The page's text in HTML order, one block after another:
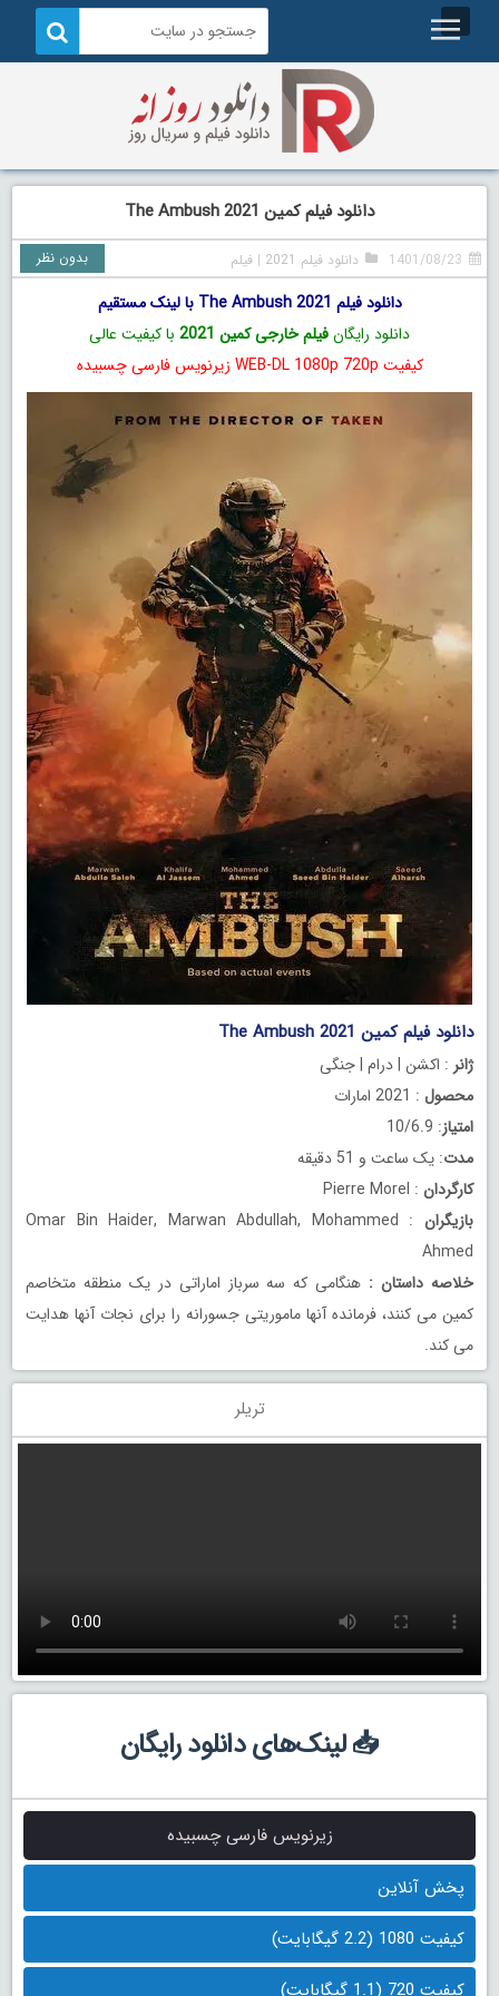
دانلود فیلم کمین The Ambush 2021
1401/08/23 دانلود فیلم 2021 |فیلم بدون نظر
دانلود فیلم The Ambush 2021 با لینک مستقیم
دانلود رایگانفیلم خارجی کمین 2021
با کیفیت عالی
کیفیت WEB-DL 1080p 720p زیرنویس فارسی چسبیده
دانلود فیلم کمین The Ambush 2021
ژانر : اکشن | درام | جنگی
محصول : 2021 امارات
امتیاز: 10/6.9
مدت: یک ساعت و 51 دقیقه
کارگردان : Pierre Morel
بازیگران
: Omar Bin Haider, Marwan Abdullah, Mohammed
Ahmed
خلاصه داستان : هنگامی که سه سرباز اماراتی در یک منطقه متخاصم
کمین می کنند، فرمانده آنها ماموریتی جسورانه را برای نجات آنها هدایت
می کند.
تریلر
📥 لینک‌های دانلود رایگان
زیرنویس فارسی چسبیده
پخش آنلاین
کیفیت 1080 (2.2 گیگابایت)
کیفیت 720 (1.1 گیگابایت)